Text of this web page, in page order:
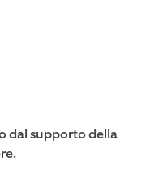
dal supporto della